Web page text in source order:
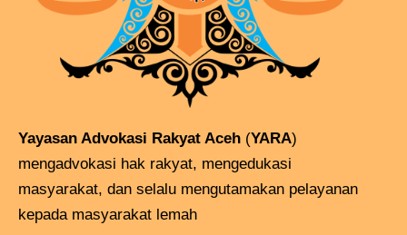
Yayasan Advokasi Rakyat Aceh (YARA)
mengadvokasi hak rakyat, mengedukasi
masyarakat, dan selalu mengutamakan pelayanan
kepada masyarakat lemah